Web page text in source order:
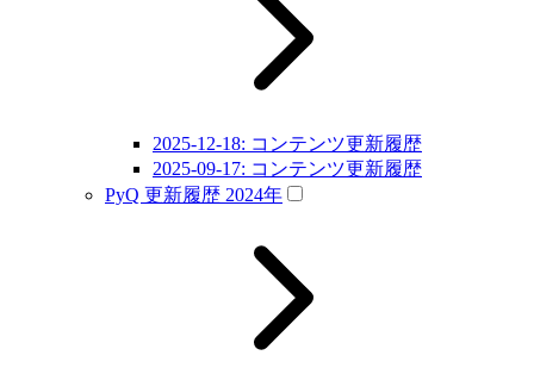
2025-12-18: コンテンツ更新履歴
2025-09-17: コンテンツ更新履歴
PyQ 更新履歴 2024年